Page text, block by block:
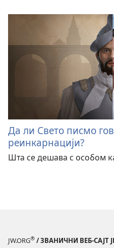
Да ли Свето писмо
реинкарнацији?
Шта се дешава с особом
JW.ORG® / ЗВАНИЧНИ ВЕБ-САЈТ